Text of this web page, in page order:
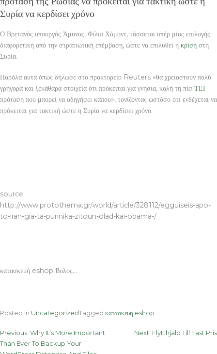
Συρία να κερδίσει χρόνο
Ο Βρετανός υπουργός Άμυνας, Φίλιπ Χάμοντ, τάσσεται υπέρ μίας επιλογής
διαφορετική από την στρατιωτική επέμβαση, ώστε να επιλυθεί η κρίση στη
Συρία.
Παρόλα αυτά όπως δήλωσε στο πρακτορείο Reuters «θα χρειαστούν πολύ
γρήγορα και ξεκάθαρα στοιχεία ότι πρόκειται για γνήσια, καλή τη πίσ ΤΕΙ
πρόταση που μπορεί να οδηγήσει κάπου», τονίζοντας ωστόσο ότι ενδέχεται να
πρόκειται για τακτική ώστε η Συρία να κερδίσει χρόνο.
source:
http://www.protothema.gr/world/article/328112/egguiseis-apo-
to-iran-gia-ta-purinika-zitoun-olad-kai-obama-/
κατασκευή eshop Βολος…
Posted in UncategorizedTagged κατασκευη eshop
Post
navigation
Previous: Why It’s More Important
Than Ever To Backup Your
Next: Flytthjälp Till Fast Pris